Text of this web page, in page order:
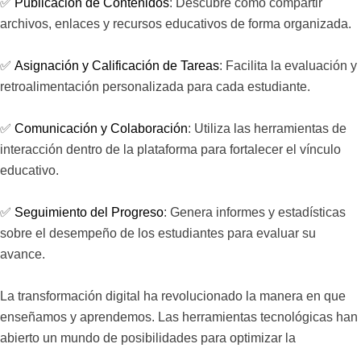
✅ Publicación de Contenidos: Descubre cómo compartir
archivos, enlaces y recursos educativos de forma organizada.
✅ Asignación y Calificación de Tareas: Facilita la evaluación y
retroalimentación personalizada para cada estudiante.
✅ Comunicación y Colaboración: Utiliza las herramientas de
interacción dentro de la plataforma para fortalecer el vínculo
educativo.
✅ Seguimiento del Progreso: Genera informes y estadísticas
sobre el desempeño de los estudiantes para evaluar su
avance.
La transformación digital ha revolucionado la manera en que
enseñamos y aprendemos. Las herramientas tecnológicas han
abierto un mundo de posibilidades para optimizar la